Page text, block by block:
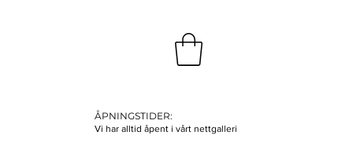
ÅPNINGSTIDER:
Vi har alltid åpent i vårt nettgalleri